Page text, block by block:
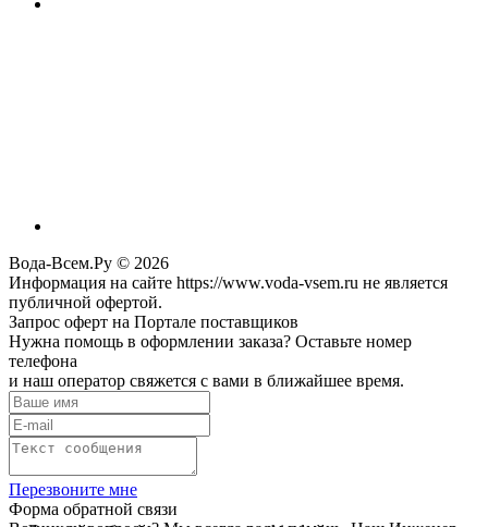
Вода-Всем.Ру © 2026
Информация на сайте https://www.voda-vsem.ru не является
публичной офертой.
Запрос оферт на Портале поставщиков
Нужна помощь в оформлении заказа? Оставьте номер
телефона
и наш оператор свяжется с вами в ближайшее время.
Перезвоните мне
Форма обратной связи